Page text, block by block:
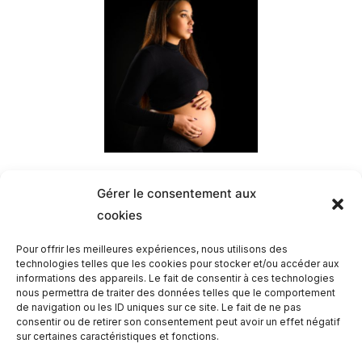
Gérer le consentement aux
cookies
Pour offrir les meilleures expériences, nous utilisons des
technologies telles que les cookies pour stocker et/ou accéder aux
informations des appareils. Le fait de consentir à ces technologies
nous permettra de traiter des données telles que le comportement
de navigation ou les ID uniques sur ce site. Le fait de ne pas
consentir ou de retirer son consentement peut avoir un effet négatif
sur certaines caractéristiques et fonctions.
Romain